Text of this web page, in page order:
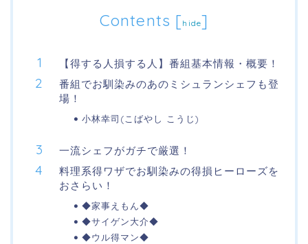
Contents [hide]
【得する人損する人】番組基本情報・概要！
番組でお馴染みのあのミシュランシェフも登
場！
小林幸司(こばやし こうじ)
一流シェフがガチで厳選！
料理系得ワザでお馴染みの得損ヒーローズを
おさらい！
◆家事えもん◆
◆サイゲン大介◆
◆ウル得マン◆